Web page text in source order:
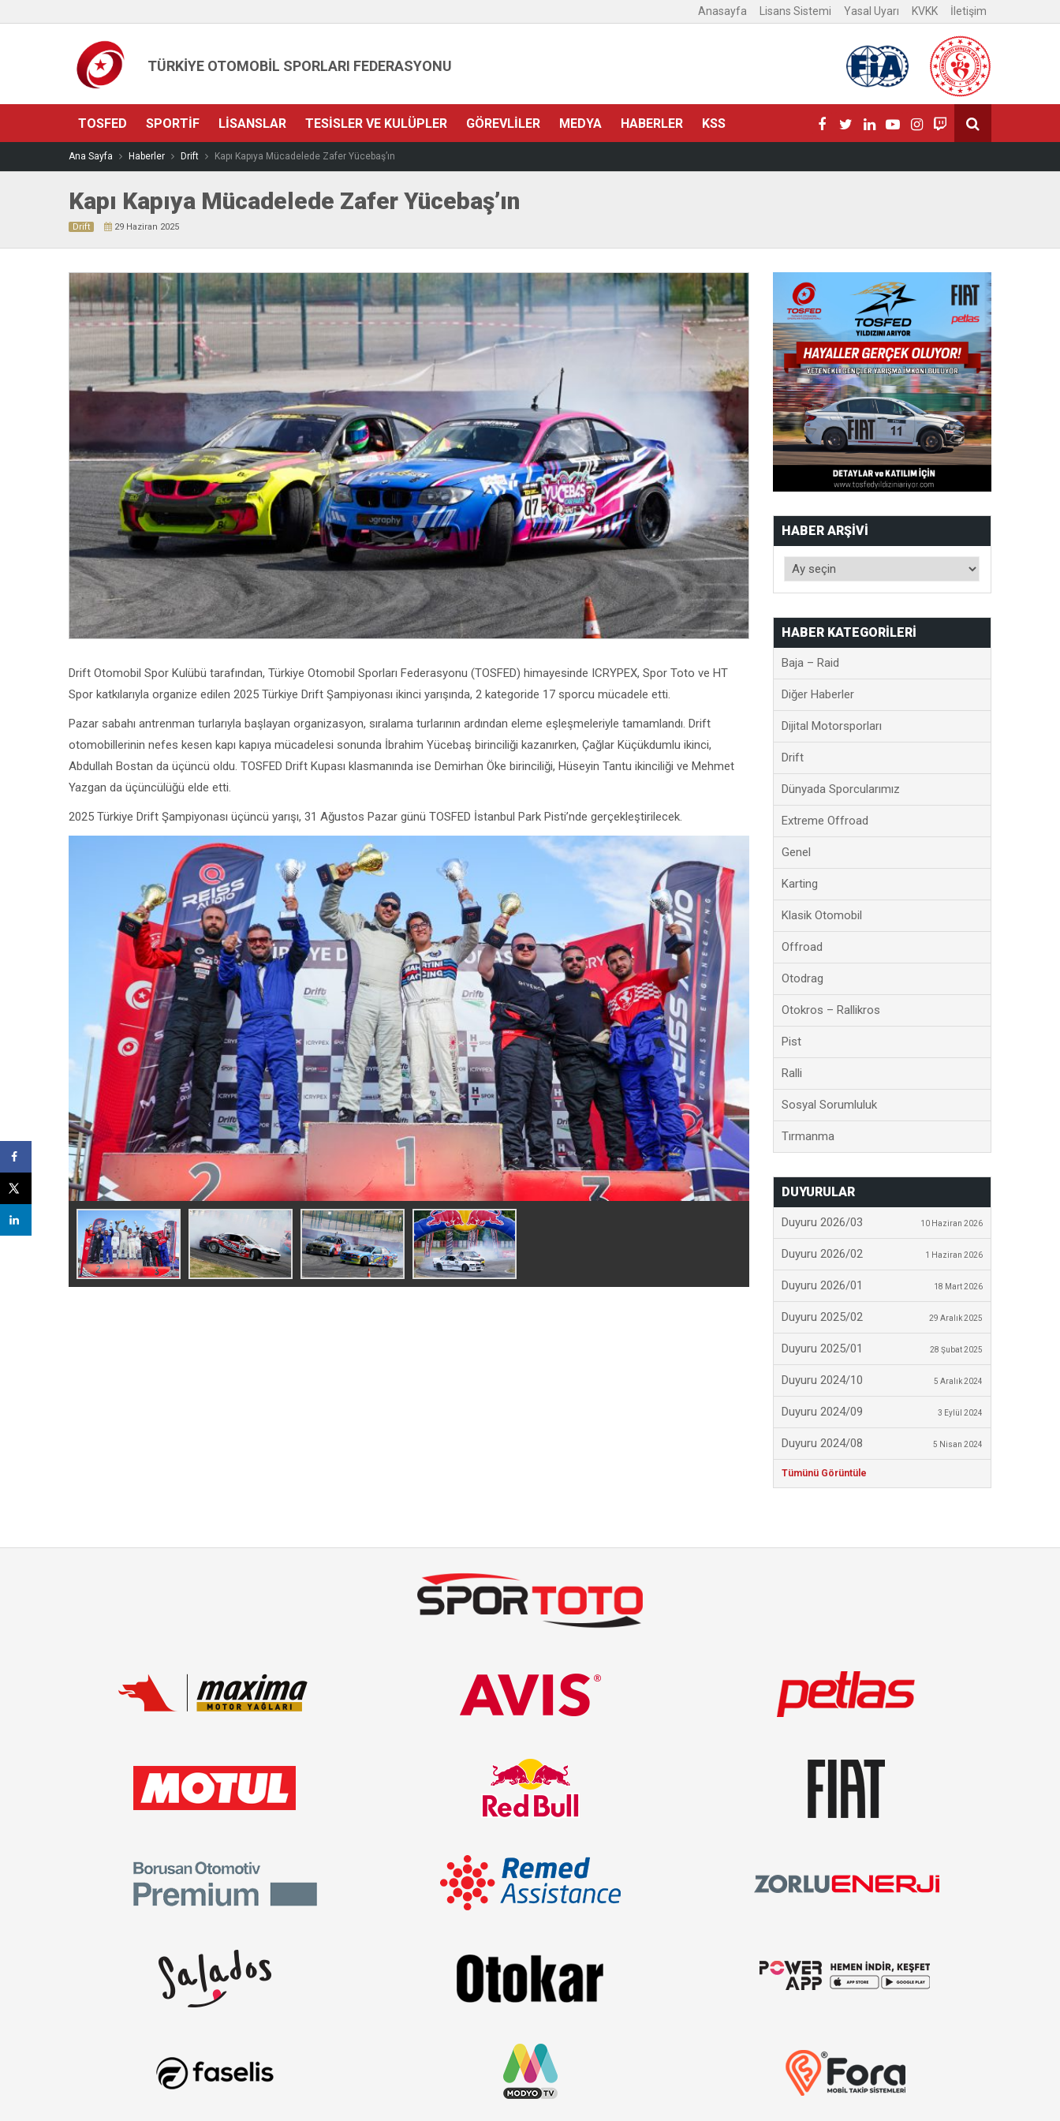
Anasayfa Lisans Sistemi Yasal Uyarı KVKK İletişim
TÜRKİYE OTOMOBİL SPORLARI FEDERASYONU
TOSFED SPORTIF LISANSLAR TESISLER VE KULÜPLER GÖREVLILER MEDYA HABERLER KSS
Ana Sayfa Haberler Drift Kapı Kapıya Mücadelede Zafer Yücebaş’ın
Kapı Kapıya Mücadelede Zafer Yücebaş’ın
Drift 29 Haziran 2025
Drift Otomobil Spor Kulübü tarafından, Türkiye Otomobil Sporları Federasyonu (TOSFED) himayesinde ICRYPEX, Spor Toto ve HT
Spor katkılarıyla organize edilen 2025 Türkiye Drift Şampiyonası ikinci yarışında, 2 kategoride 17 sporcu mücadele etti.
Pazar sabahı antrenman turlarıyla başlayan organizasyon, sıralama turlarının ardından eleme eşleşmeleriyle tamamlandı. Drift
otomobillerinin nefes kesen kapı kapıya mücadelesi sonunda İbrahim Yücebaş birinciliği kazanırken, Çağlar Küçükdumlu ikinci,
Abdullah Bostan da üçüncü oldu. TOSFED Drift Kupası klasmanında ise Demirhan Öke birinciliği, Hüseyin Tantu ikinciliği ve Mehmet
Yazgan da üçüncülüğü elde etti.
2025 Türkiye Drift Şampiyonası üçüncü yarışı, 31 Ağustos Pazar günü TOSFED İstanbul Park Pisti’nde gerçekleştirilecek.
HABER ARŞIVI
HABER KATEGORILERI
Baja – Raid
Diğer Haberler
Dijital Motorsporları
Drift
Dünyada Sporcularımız
Extreme Offroad
Genel
Karting
Klasik Otomobil
Offroad
Otodrag
Otokros – Rallikros
Pist
Ralli
Sosyal Sorumluluk
Tırmanma
DUYURULAR
Duyuru 2026/03 10 Haziran 2026
Duyuru 2026/02 1 Haziran 2026
Duyuru 2026/01 18 Mart 2026
Duyuru 2025/02 29 Aralık 2025
Duyuru 2025/01 28 Şubat 2025
Duyuru 2024/10 5 Aralık 2024
Duyuru 2024/09 3 Eylül 2024
Duyuru 2024/08 5 Nisan 2024
Tümünü Görüntüle